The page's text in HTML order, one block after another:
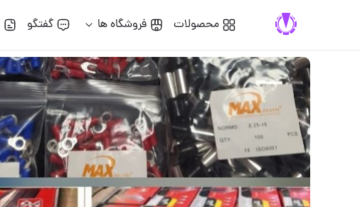
محصولات فروشگاه ها گفتگو